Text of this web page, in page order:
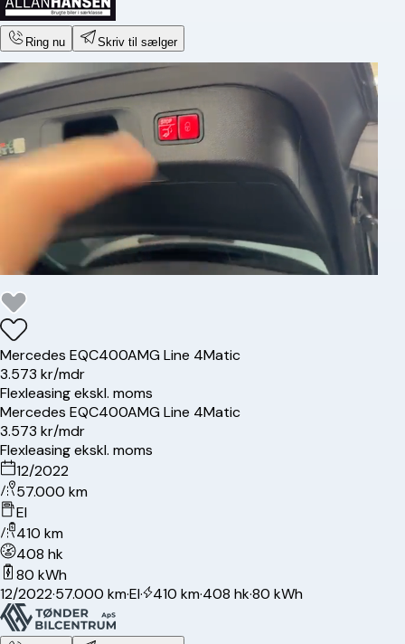
Ring nu Skriv til sælger
Mercedes EQC400AMG Line 4Matic
3.573 kr/mdr
Flexleasing ekskl. moms
Mercedes EQC400AMG Line 4Matic
3.573 kr/mdr
Flexleasing ekskl. moms
12/2022
57.000 km
El
410 km
408 hk
80 kWh
12/2022·57.000 km·El· 410 km·408 hk·80 kWh